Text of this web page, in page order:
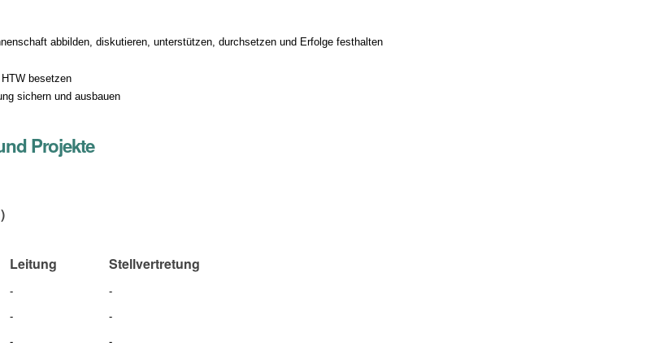
abbilden, diskutieren, unterstützen, durchsetzen und Erfolge festhalten
besetzen
sichern und ausbauen
Projekte
)
Leitung Stellvertretung
- -
- -
- -